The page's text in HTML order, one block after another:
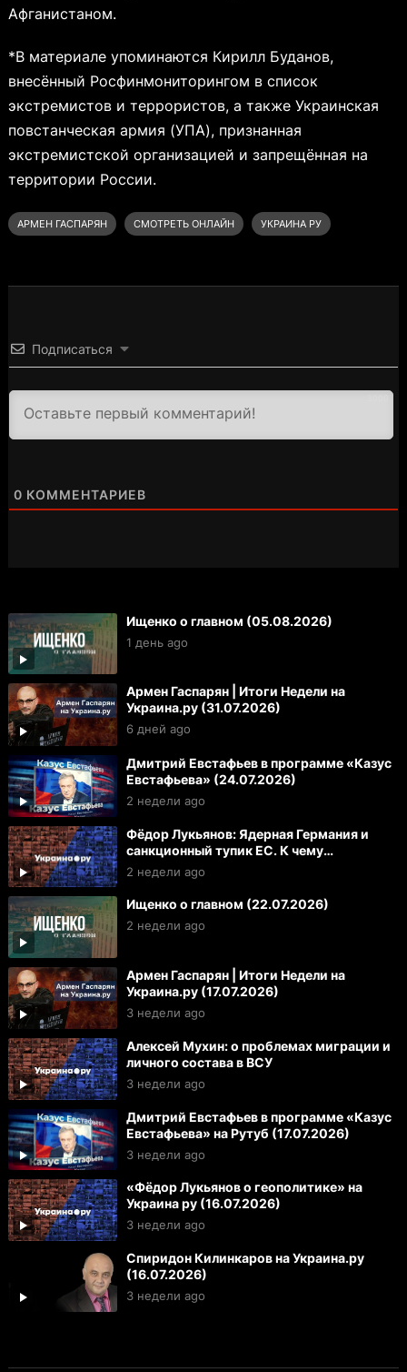
Афганистаном.
*В материале упоминаются Кирилл Буданов,
внесённый Росфинмониторингом в список
экстремистов и террористов, а также Украинская
повстанческая армия (УПА), признанная
экстремистской организацией и запрещённая на
территории России.
АРМЕН ГАСПАРЯН СМОТРЕТЬ ОНЛАЙН УКРАИНА РУ
Подписаться
0 КОММЕНТАРИЕВ
Ищенко о главном (05.08.2026)
1 день ago
Армен Гаспарян | Итоги Недели на
Украина.ру (31.07.2026)
6 дней ago
Дмитрий Евстафьев в программе «Казус
Евстафьева» (24.07.2026)
2 недели ago
Фёдор Лукьянов: Ядерная Германия и
санкционный тупик ЕС. К чему
готовиться России и Украине
2 недели ago
Ищенко о главном (22.07.2026)
2 недели ago
Армен Гаспарян | Итоги Недели на
Украина.ру (17.07.2026)
3 недели ago
Алексей Мухин: о проблемах миграции и
личного состава в ВСУ
3 недели ago
Дмитрий Евстафьев в программе «Казус
Евстафьева» на Рутуб (17.07.2026)
3 недели ago
«Фёдор Лукьянов о геополитике» на
Украина ру (16.07.2026)
3 недели ago
Спиридон Килинкаров на Украина.ру
(16.07.2026)
3 недели ago